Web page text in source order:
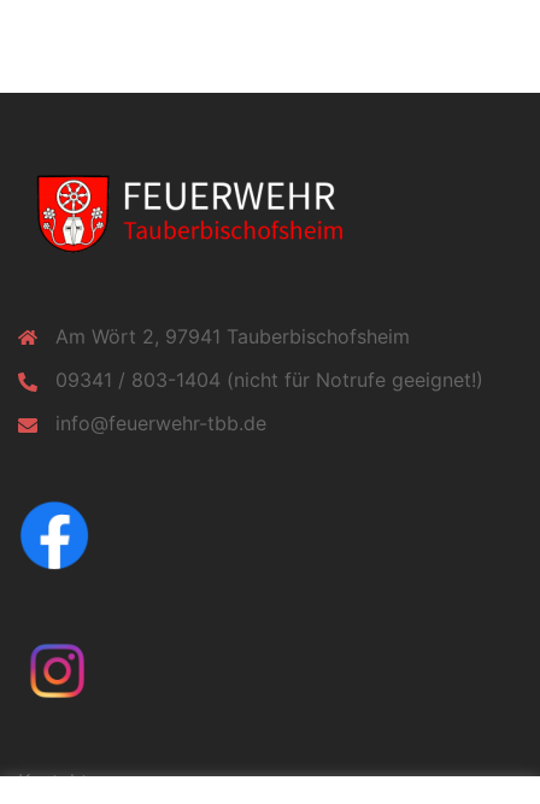
Am Wört 2, 97941 Tauberbischofsheim
09341 / 803-1404 (nicht für Notrufe geeignet!)
info@feuerwehr-tbb.de
Kontakt